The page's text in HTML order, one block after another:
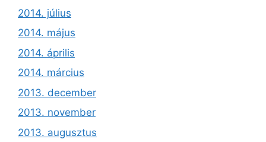
2014. július
2014. május
2014. április
2014. március
2013. december
2013. november
2013. augusztus